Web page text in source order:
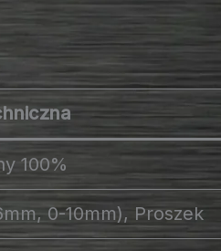
100%
0-10mm), Proszek